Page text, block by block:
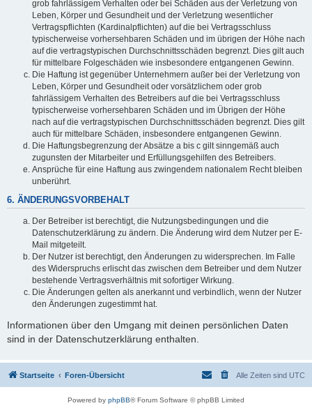
grob fahrlässigem Verhalten oder bei Schäden aus der Verletzung von
Leben, Körper und Gesundheit und der Verletzung wesentlicher
Vertragspflichten (Kardinalpflichten) auf die bei Vertragsschluss
typischerweise vorhersehbaren Schäden und im übrigen der Höhe nach
auf die vertragstypischen Durchschnittsschäden begrenzt. Dies gilt auch
für mittelbare Folgeschäden wie insbesondere entgangenen Gewinn.
Die Haftung ist gegenüber Unternehmern außer bei der Verletzung von
Leben, Körper und Gesundheit oder vorsätzlichem oder grob
fahrlässigem Verhalten des Betreibers auf die bei Vertragsschluss
typischerweise vorhersehbaren Schäden und im Übrigen der Höhe
nach auf die vertragstypischen Durchschnittsschäden begrenzt. Dies gilt
auch für mittelbare Schäden, insbesondere entgangenen Gewinn.
Die Haftungsbegrenzung der Absätze a bis c gilt sinngemäß auch
zugunsten der Mitarbeiter und Erfüllungsgehilfen des Betreibers.
Ansprüche für eine Haftung aus zwingendem nationalem Recht bleiben
unberührt.
6. ÄNDERUNGSVORBEHALT
Der Betreiber ist berechtigt, die Nutzungsbedingungen und die
Datenschutzerklärung zu ändern. Die Änderung wird dem Nutzer per E-
Mail mitgeteilt.
Der Nutzer ist berechtigt, den Änderungen zu widersprechen. Im Falle
des Widerspruchs erlischt das zwischen dem Betreiber und dem Nutzer
bestehende Vertragsverhältnis mit sofortiger Wirkung.
Die Änderungen gelten als anerkannt und verbindlich, wenn der Nutzer
den Änderungen zugestimmt hat.
Informationen über den Umgang mit deinen persönlichen Daten
sind in der Datenschutzerklärung enthalten.
Startseite Foren-Übersicht Alle Zeiten sind UTC
Powered by phpBB® Forum Software © phpBB Limited